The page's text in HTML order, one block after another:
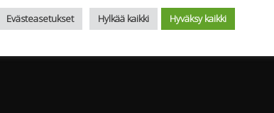
Evästeasetukset Hylkää kaikki Hyväksy kaikki